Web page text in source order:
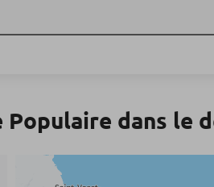
Populaire dans le